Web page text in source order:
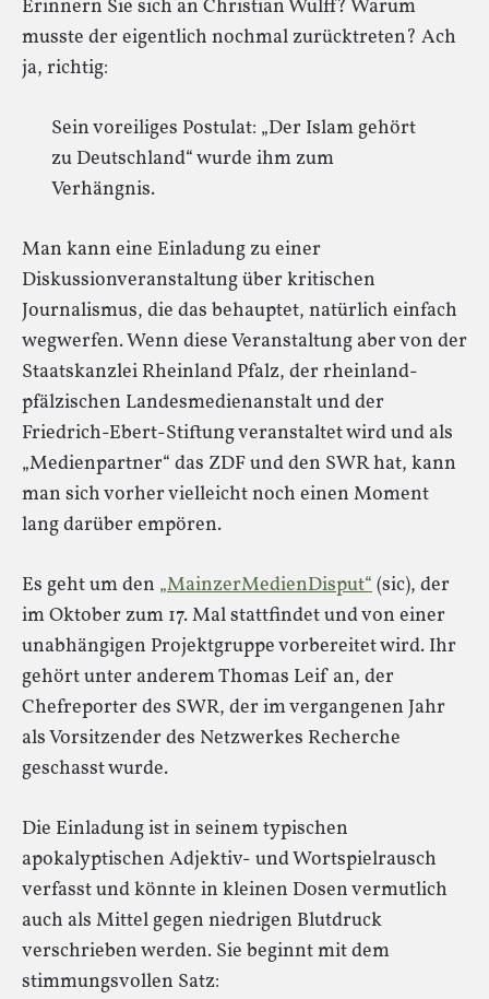
Erinnern Sie sich an Christian Wulff? Warum
musste der eigentlich nochmal zurücktreten? Ach
ja, richtig:
Sein voreiliges Postulat: „Der Islam gehört
zu Deutschland“ wurde ihm zum
Verhängnis.
Man kann eine Einladung zu einer
Diskussionveranstaltung über kritischen
Journalismus, die das behauptet, natürlich einfach
wegwerfen. Wenn diese Veranstaltung aber von der
Staatskanzlei Rheinland Pfalz, der rheinland-
pfälzischen Landesmedienanstalt und der
Friedrich-Ebert-Stiftung veranstaltet wird und als
„Medienpartner“ das ZDF und den SWR hat, kann
man sich vorher vielleicht noch einen Moment
lang darüber empören.
Es geht um den „MainzerMedienDisput“(sic), der
im Oktober zum 17. Mal stattfindet und von einer
unabhängigen Projektgruppe vorbereitet wird. Ihr
gehört unter anderem Thomas Leif an, der
Chefreporter des SWR, der im vergangenen Jahr
als Vorsitzender des Netzwerkes Recherche
geschasst wurde.
Die Einladung ist in seinem typischen
apokalyptischen Adjektiv- und Wortspielrausch
verfasst und könnte in kleinen Dosen vermutlich
auch als Mittel gegen niedrigen Blutdruck
verschrieben werden. Sie beginnt mit dem
stimmungsvollen Satz: